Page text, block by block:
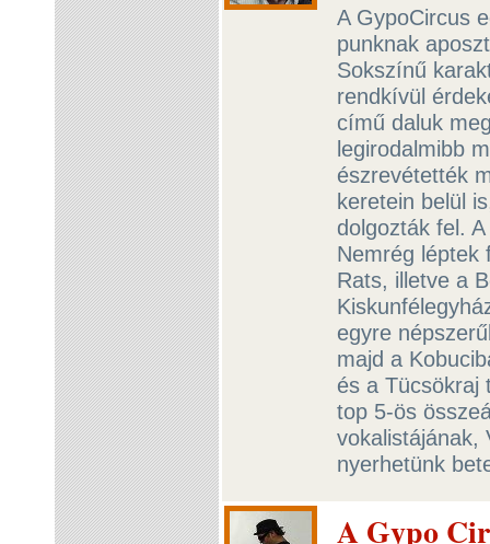
A GypoCircus
punknak
Sokszínű
rendkívül
című daluk
legirodalmibb
észrevétették
keretein belül
dolgozták fel.
Nemrég léptek
Rats, illetve a
egyre
majd a
és a Tücsökraj
top 5-ös
vokalistájának,
nyerhetünk
A Gypo